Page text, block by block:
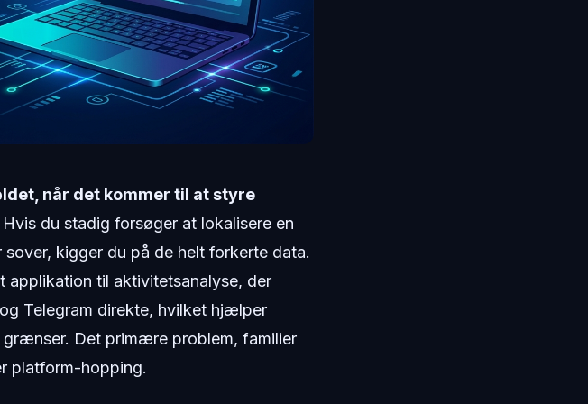
når det kommer til at styre
Hvis du stadig forsøger at lokalisere en
kigger du på de helt forkerte data.
applikation til aktivitetsanalyse, der
Telegram direkte, hvilket hjælper
Det primære problem, familier
platform-hopping.